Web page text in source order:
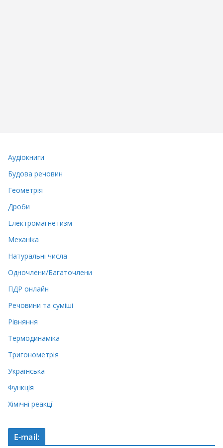
Аудіокниги
Будова речовин
Геометрія
Дроби
Електромагнетизм
Механіка
Натуральні числа
Одночлени/Багаточлени
ПДР онлайн
Речовини та суміші
Рівняння
Термодинаміка
Тригонометрія
Українська
Функція
Хімічні реакції
E-mail: